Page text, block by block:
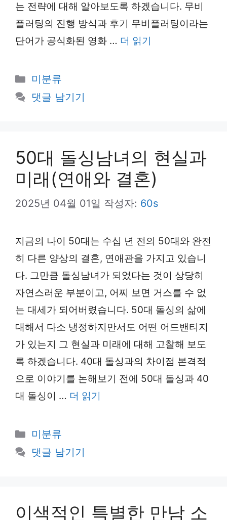
는 전략에 대해 알아보도록 하겠습니다. 무비
플러팅의 진행 방식과 후기 무비플러팅이라는
단어가 공식화된 영화 … 더 읽기
카
테
미분류
댓글 남기기
50대 돌싱남녀의 현실과
미래(연애와 결혼)
2025년 04월 01일 작성자: 60s
지금의 나이 50대는 수십 년 전의 50대와 완전
히 다른 양상의 결혼, 연애관을 가지고 있습니
다. 그만큼 돌싱남녀가 되었다는 것이 상당히
자연스러운 부분이고, 어찌 보면 거스를 수 없
는 대세가 되어버렸습니다. 50대 돌싱의 삶에
대해서 다소 냉정하지만서도 어떤 어드밴티지
가 있는지 그 현실과 미래에 대해 고찰해 보도
록 하겠습니다. 40대 돌싱과의 차이점 본격적
으로 이야기를 논해보기 전에 50대 돌싱과 40
대 돌싱이 … 더 읽기
카
테
미분류
댓글 남기기
이색적인 특별한 만남 소